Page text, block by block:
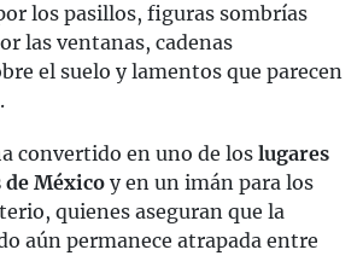
los pasillos, figuras sombrías
las ventanas, cadenas
el suelo y lamentos que parecen
convertido en uno de los lugares
de México y en un imán para los
quienes aseguran que la
aún permanece atrapada entre